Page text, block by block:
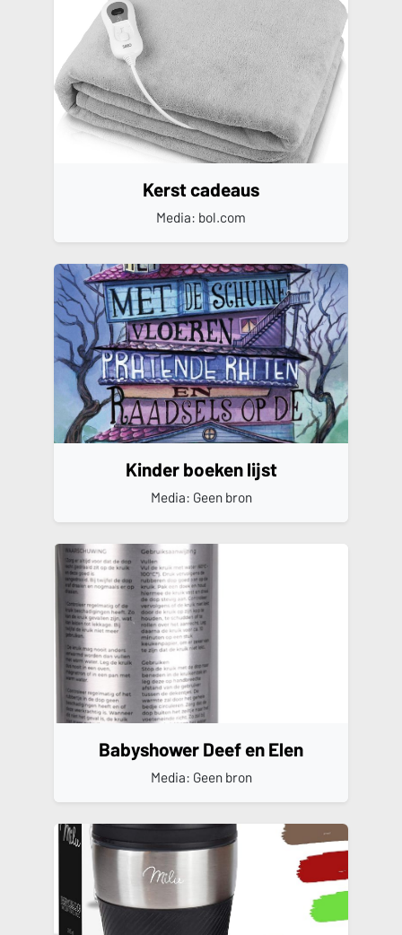
Kerst cadeaus
Media: bol.com
Kinder boeken lijst
Media: Geen bron
Babyshower Deef en Elen
Media: Geen bron